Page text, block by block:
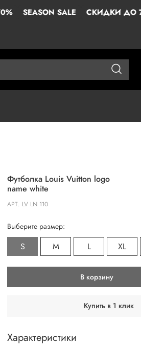
SEASON SALE СКИДКИ ДО 70%
Футболка Louis Vuitton logo
name white
АРТ. LV LN 110
В корзину
Купить в 1 клик
Выберите размер:
S M L XL
Характеристики